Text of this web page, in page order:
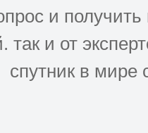
и
так и от
спутник в